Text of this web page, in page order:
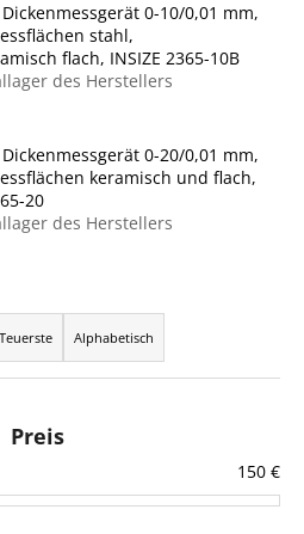
0-10/0,01 mm,
stahl,
flach, INSIZE 2365-10B
des Herstellers
0-20/0,01 mm,
keramisch und flach,
20
des Herstellers
Teuerste Alphabetisch
Preis
150 €